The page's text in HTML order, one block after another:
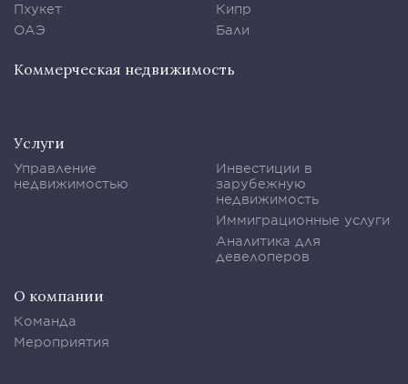
Пхукет
ОАЭ
Кипр
Бали
Коммерческая недвижимость
Услуги
Управление
недвижимостью
Инвестиции в
зарубежную
недвижимость
Иммиграционные услуги
Аналитика для
девелоперов
О компании
Команда
Мероприятия